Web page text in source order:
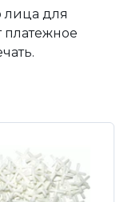
лица для
платежное